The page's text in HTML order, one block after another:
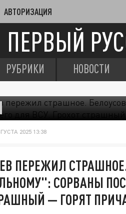
АВТОРИЗАЦИЯ
ПЕРВЫЙ
РУБРИКИ НОВОСТИ
2025 13:38
ПЕРЕЖИЛ
СОРВАНЫ
— ГОРЯТ